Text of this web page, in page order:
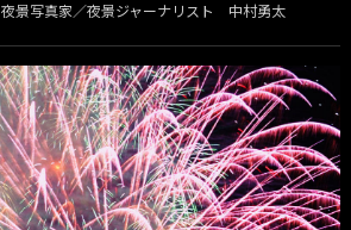
夜景写真家／夜景ジャーナリスト 中村勇太